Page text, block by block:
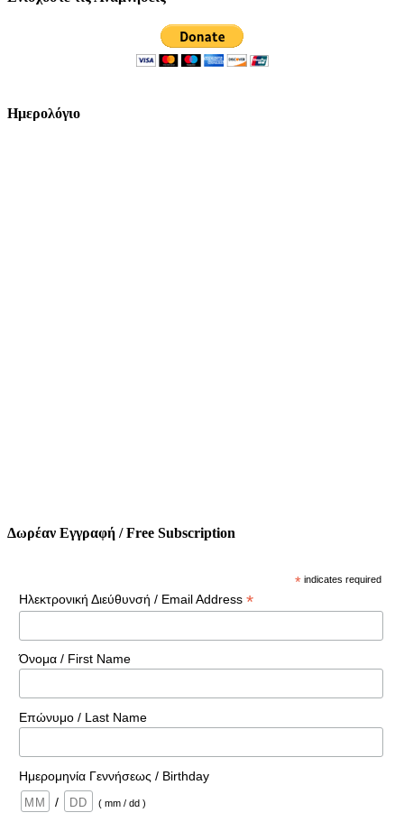
Ημερολόγιο
Δωρέαν Εγγραφή / Free Subscription
* indicates required
Ηλεκτρονική Διεύθυνσή / Email Address *
Όνομα / First Name
Επώνυμο / Last Name
Ημερομηνία Γεννήσεως / Birthday
/
( mm / dd )